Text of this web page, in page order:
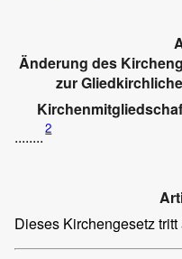
Änderung des
zur
........2
Dieses Kirchengesetz